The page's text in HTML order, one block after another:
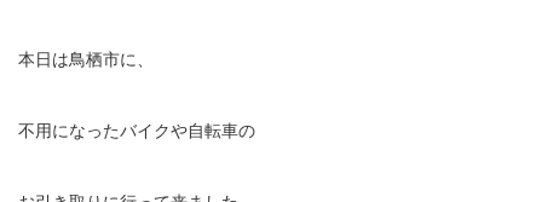
本日は鳥栖市に、
不用になったバイクや自転車の